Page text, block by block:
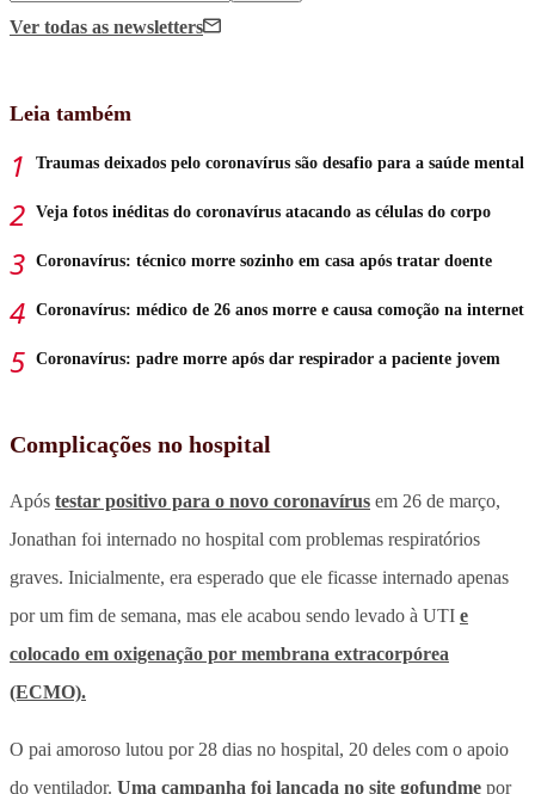
Ver todas as newsletters
Leia também
Traumas deixados pelo coronavírus são desafio para a saúde mental
Veja fotos inéditas do coronavírus atacando as células do corpo
Coronavírus: técnico morre sozinho em casa após tratar doente
Coronavírus: médico de 26 anos morre e causa comoção na internet
Coronavírus: padre morre após dar respirador a paciente jovem
Complicações no hospital
Após testar positivo para o novo coronavírus em 26 de março,
Jonathan foi internado no hospital com problemas respiratórios
graves. Inicialmente, era esperado que ele ficasse internado apenas
por um fim de semana, mas ele acabou sendo levado à UTI e
colocado em oxigenação por membrana extracorpórea
(ECMO).
O pai amoroso lutou por 28 dias no hospital, 20 deles com o apoio
do ventilador. Uma campanha foi lançada no site gofundme por